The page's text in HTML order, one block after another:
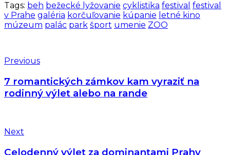
Tags: beh bežecké lyžovanie cyklistika festival festival
v Prahe galéria korčuľovanie kúpanie letné kino
múzeum palác park šport umenie ZOO
Previous
7 romantických zámkov kam vyraziť na
rodinný výlet alebo na rande
Next
Celodenný výlet za dominantami Prahy